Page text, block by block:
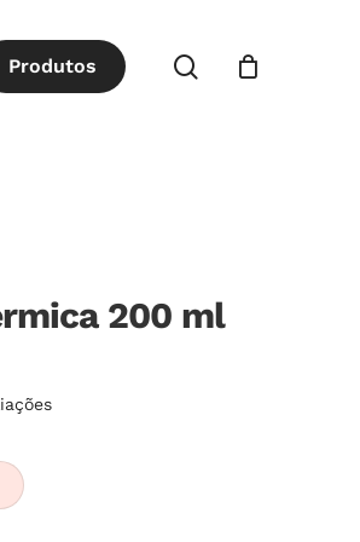
Produtos procurar
200 ml